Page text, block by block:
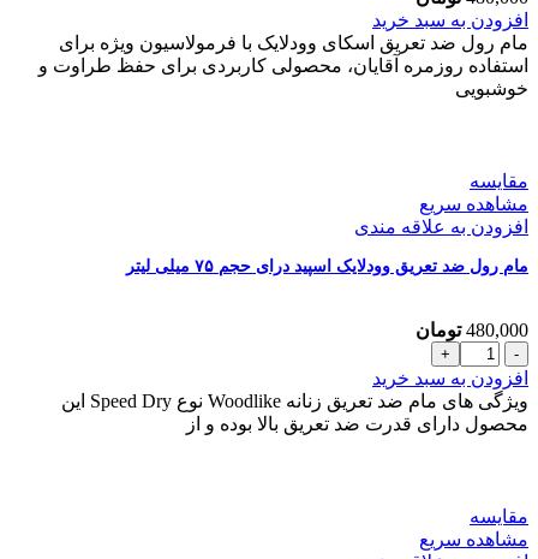
مام
رول
ضد
تعریق
SKY
حجم
75ml
عدد
افزودن به سبد خرید
مام رول ضد تعریق اسکای وودلایک با فرمولاسیون ویژه برای
استفاده روزمره آقایان، محصولی کاربردی برای حفظ طراوت و
خوشبویی
مقایسه
مشاهده سریع
افزودن به علاقه مندی
مام رول ضد تعریق وودلایک اسپید درای حجم ۷۵ میلی لیتر
480,000 تومان
مام
رول
ضد
تعریق
حجم
۷۵
افزودن به سبد خرید
ویژگی های مام ضد تعریق زنانه Woodlike نوع Speed Dry این
محصول دارای قدرت ضد تعریق بالا بوده و از
مقایسه
مشاهده سریع